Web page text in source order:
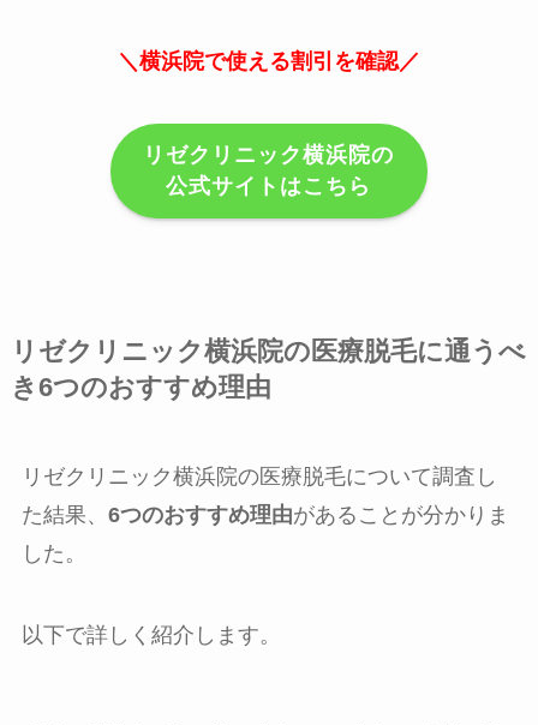
＼横浜院で使える割引を確認／
リゼクリニック横浜院の
公式サイトはこちら
リゼクリニック横浜院の医療脱毛に通うべ
き6つのおすすめ理由
リゼクリニック横浜院の医療脱毛について調査し
た結果、 6つのおすすめ理由があることが分かりま
した。
以下で詳しく紹介します。